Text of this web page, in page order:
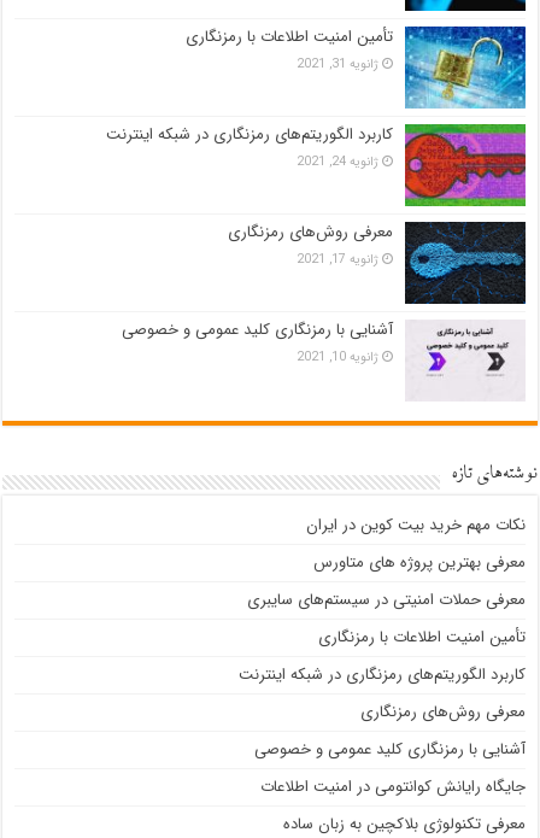
تأمین امنیت اطلاعات با رمزنگاری
ژانویه 31, 2021
کاربرد الگوریتم‌های رمزنگاری در شبکه اینترنت
ژانویه 24, 2021
معرفی روش‌های رمزنگاری
ژانویه 17, 2021
آشنایی با رمزنگاری کلید عمومی و خصوصی
ژانویه 10, 2021
نوشته‌های تازه
نکات مهم خرید بیت کوین در ایران
معرفی بهترین پروژه های متاورس
معرفی حملات امنیتی در سیستم‌های سایبری
تأمین امنیت اطلاعات با رمزنگاری
کاربرد الگوریتم‌های رمزنگاری در شبکه اینترنت
معرفی روش‌های رمزنگاری
آشنایی با رمزنگاری کلید عمومی و خصوصی
جایگاه رایانش کوانتومی در امنیت اطلاعات
معرفی تکنولوژی بلاک‎چین به زبان ساده